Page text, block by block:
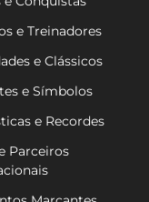
e Treinadores
e Clássicos
e Símbolos
e Recordes
Parceiros